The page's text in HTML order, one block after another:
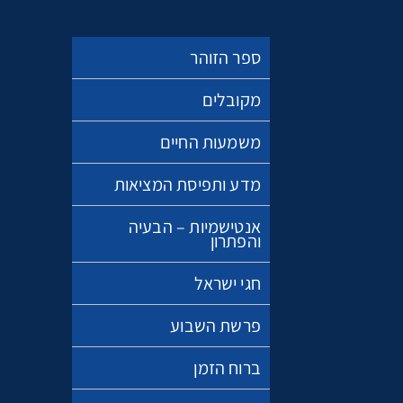
ספר הזוהר
מקובלים
משמעות החיים
מדע ותפיסת המציאות
אנטישמיות – הבעיה
והפתרון
חגי ישראל
פרשת השבוע
ברוח הזמן